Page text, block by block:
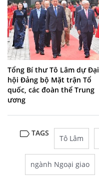
Tổng Bí thư Tô Lâm dự Đại
hội Đảng bộ Mặt trận Tổ
quốc, các đoàn thể Trung
ương
TAGS
Tô Lâm
ngành Ngoại giao